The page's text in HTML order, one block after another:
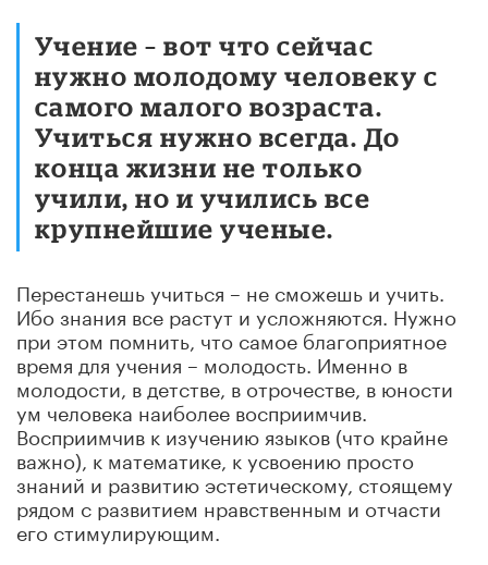
Учение – вот что сейчас
нужно молодому человеку с
самого малого возраста.
Учиться нужно всегда. До
конца жизни не только
учили, но и учились все
крупнейшие ученые.
Перестанешь учиться – не сможешь и учить.
Ибо знания все растут и усложняются. Нужно
при этом помнить, что самое благоприятное
время для учения – молодость. Именно в
молодости, в детстве, в отрочестве, в юности
ум человека наиболее восприимчив.
Восприимчив к изучению языков (что крайне
важно), к математике, к усвоению просто
знаний и развитию эстетическому, стоящему
рядом с развитием нравственным и отчасти
его стимулирующим.